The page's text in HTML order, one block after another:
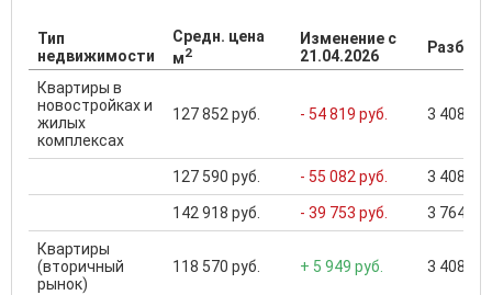
Тип
недвижимости
Средн. цена
м2
Изменение с
21.04.2026
Квартиры в
новостройках и
жилых
комплексах
127 852 руб. - 54 819 руб. 3 408
127 590 руб. - 55 082 руб. 3 408
142 918 руб. - 39 753 руб. 3 764
Квартиры
(вторичный
рынок)
118 570 руб. + 5 949 руб. 3 408